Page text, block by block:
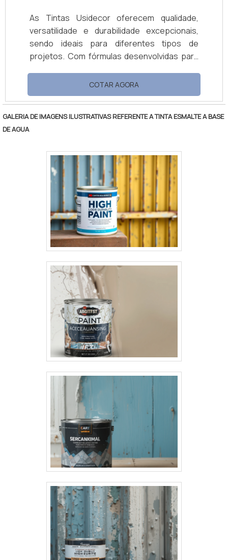
As Tintas Usidecor oferecem qualidade,
versatilidade e durabilidade excepcionais,
sendo ideais para diferentes tipos de
projetos. Com fórmulas desenvolvidas para
garantem alta durabilidade e fácil aplicação,
proporcionando acabamentos impecáveis
em diversas superfícies, tanto internas
quanto externas. Benefícios e Vantagens
pintura. Facilidade de Aplicação: Produto fácil
de aplicar, economizando tempo e recursos.
Versatilidade: Adequadas para diferentes
superfícies e ambientes. Acabamento
Impecável: Cobertura uniforme e estético
superior. Resistência a Agentes Externos:
Alta resistência a mofo, alcalinidade e
intempéries.
COTAR AGORA
GALERIA DE IMAGENS ILUSTRATIVAS REFERENTE A TINTA ESMALTE A BASE
DE AGUA